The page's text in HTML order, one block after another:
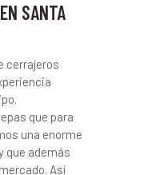
SANTA
cerrajeros
que para
una enorme
que además
Así